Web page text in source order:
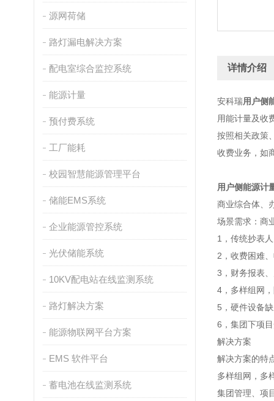
源网荷储
路灯漏电解决方案
配电室综合监控系统
能源计量
预付费系统
工厂能耗
校园智慧能源管理平台
储能EMS系统
企业能源管控系统
光伏储能系统
10KV配电站在线监测系统
路灯解决方案
能源物联网平台方案
EMS 软件平台
蓄电池在线监测系统
详情介绍
安科瑞用户侧
用能计量及收
按照相关政策
收费业务，如
用户侧能源计
商业综合体、
场景需求：商
1，传统抄表
2，收费困难
3，财务报表
4，多样组网
5，硬件设备
6，集团下项
解决方案
解决方案的特
多样组网，多
集团管理、项